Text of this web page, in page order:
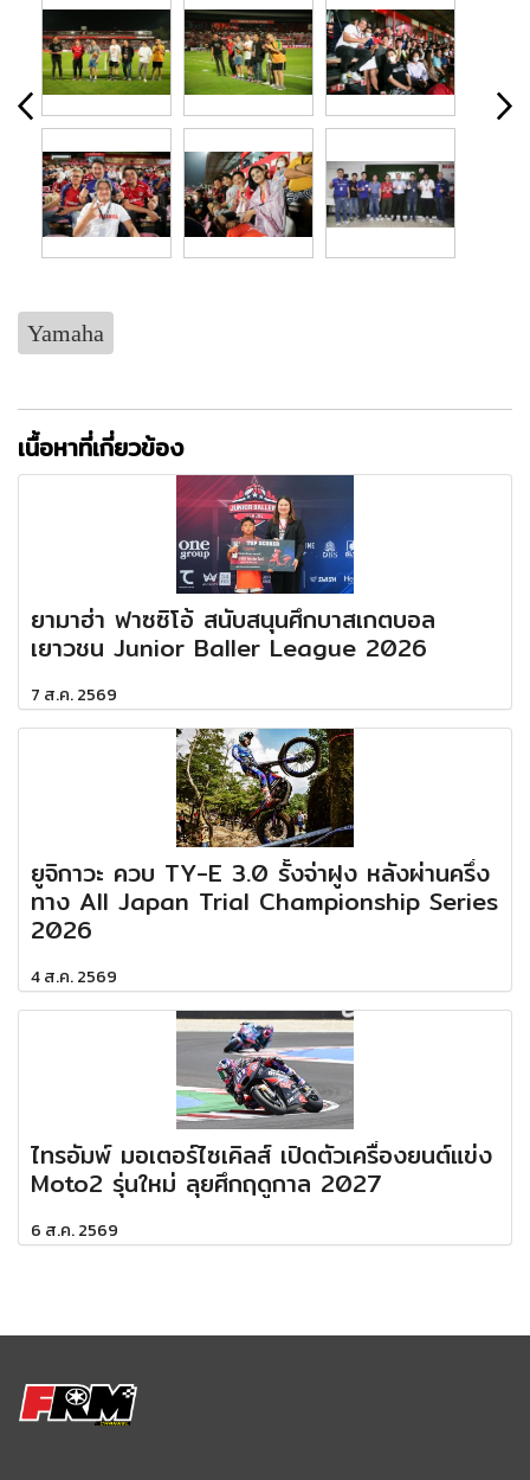
Yamaha
เนื้อหาที่เกี่ยวข้อง
ยามาฮ่า ฟาซซิโอ้ สนับสนุนศึกบาสเกตบอล
เยาวชน Junior Baller League 2026
7 ส.ค. 2569
ยูจิกาวะ ควบ TY-E 3.0 รั้งจ่าฝูง หลังผ่านครึ่ง
ทาง All Japan Trial Championship Series
2026
4 ส.ค. 2569
ไทรอัมพ์ มอเตอร์ไซเคิลส์ เปิดตัวเครื่องยนต์แข่ง
Moto2 รุ่นใหม่ ลุยศึกฤดูกาล 2027
6 ส.ค. 2569